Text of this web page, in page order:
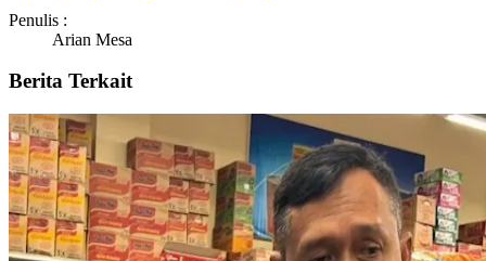
Penulis :
Arian Mesa
Berita Terkait